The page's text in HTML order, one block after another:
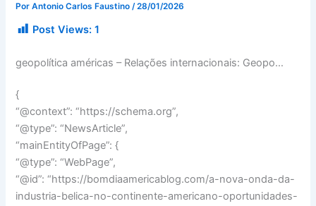
PorAntonio Carlos Faustino /28/01/2026
Post Views: 1
geopolítica américas – Relações internacionais: Geopo…
{
“@context”: “https://schema.org”,
“@type”: “NewsArticle”,
“mainEntityOfPage”: {
“@type”: “WebPage”,
“@id”: “https://bomdiaamericablog.com/a-nova-onda-da-
industria-belica-no-continente-americano-oportunidades-